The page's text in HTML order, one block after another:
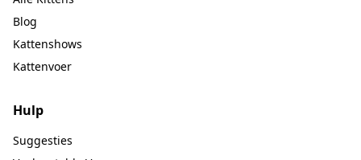
Blog
Kattenshows
Kattenvoer
Hulp
Suggesties